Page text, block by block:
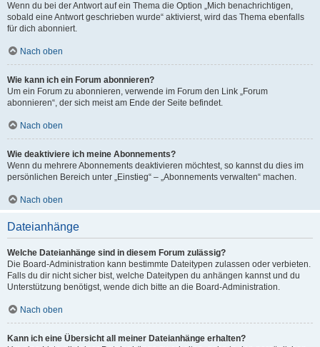
Wenn du bei der Antwort auf ein Thema die Option „Mich benachrichtigen,
sobald eine Antwort geschrieben wurde“ aktivierst, wird das Thema ebenfalls
für dich abonniert.
Nach oben
Wie kann ich ein Forum abonnieren?
Um ein Forum zu abonnieren, verwende im Forum den Link „Forum
abonnieren“, der sich meist am Ende der Seite befindet.
Nach oben
Wie deaktiviere ich meine Abonnements?
Wenn du mehrere Abonnements deaktivieren möchtest, so kannst du dies im
persönlichen Bereich unter „Einstieg“ – „Abonnements verwalten“ machen.
Nach oben
Dateianhänge
Welche Dateianhänge sind in diesem Forum zulässig?
Die Board-Administration kann bestimmte Dateitypen zulassen oder verbieten.
Falls du dir nicht sicher bist, welche Dateitypen du anhängen kannst und du
Unterstützung benötigst, wende dich bitte an die Board-Administration.
Nach oben
Kann ich eine Übersicht all meiner Dateianhänge erhalten?